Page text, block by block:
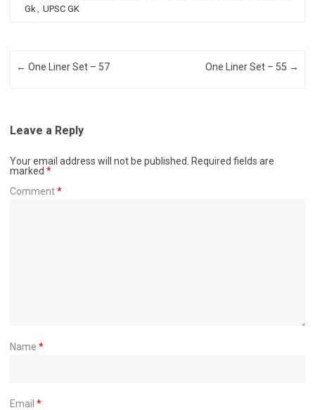
Gk, UPSC GK
Post navigation
← One Liner Set – 57 One Liner Set – 55 →
Leave a Reply
Your email address will not be published.
Required fields are
marked *
Comment*
Name *
Email *